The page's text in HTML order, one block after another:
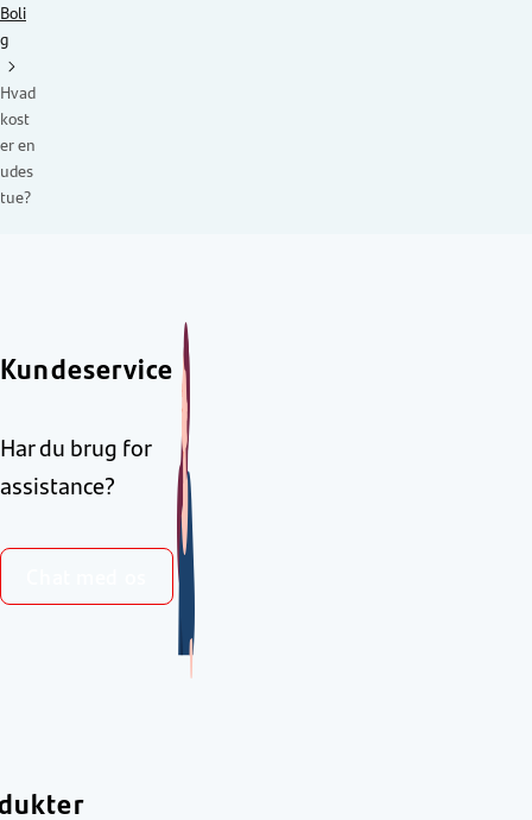
Boli
g
Hvad
kost
er en
udes
tue?
Kundeservice
Har du brug for
assistance?